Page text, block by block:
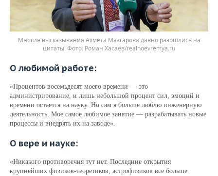
Многие высказывания Ахмета Мазгарова давно разошлись на
цитаты. Фото: Роман Хасаев/realnoevremya.ru
О любимой работе:
«Процентов восемьдесят моего времени — это
администрирование, и лишь небольшой процент сил, эмоций и
времени остается на науку. Но сам я больше люблю инженерную
деятельность. Мое самое любимое занятие — разрабатывать новые
процессы и внедрять их на заводе».
О вере и науке:
«Никакого противоречия тут нет. Последние открытия
крупнейших физиков-теоретиков, астрофизиков все больше